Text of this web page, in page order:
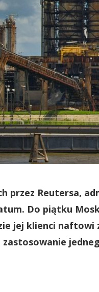
przez Reutersa,
Do piątku
jej klienci naftowi